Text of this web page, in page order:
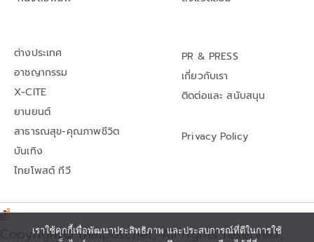
ต่างประเทศ
อาชญากรรม
X-CITE
ยานยนต์
สาธารณสุข-คุณภาพชีวิต
บันเทิง
ไทยโพสต์ ทีวี
PR & PRESS
เกี่ยวกับเรา
ติดต่อและ สนับสนุน
Privacy Policy
Copyright© thaipost.net, All rights reserved.,
เราใช้คุกกี้เพื่อพัฒนาประสิทธิภาพ และประสบการณ์ที่ดีในการใช้